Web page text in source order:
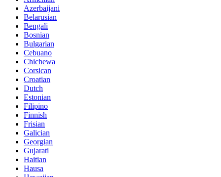
Azerbaijani
Belarusian
Bengali
Bosnian
Bulgarian
Cebuano
Chichewa
Corsican
Croatian
Dutch
Estonian
Filipino
Finnish
Frisian
Galician
Georgian
Gujarati
Haitian
Hausa